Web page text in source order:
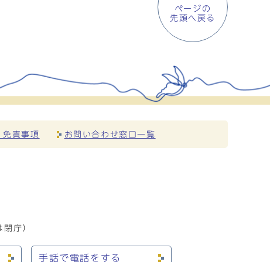
ページの
先頭へ戻る
責事項 お問い合わせ窓口一覧
庁）
手話で電話をする